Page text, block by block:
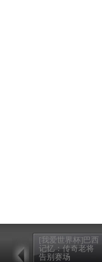
[我爱世界杯]巴西
记忆：传奇老将
告别赛场